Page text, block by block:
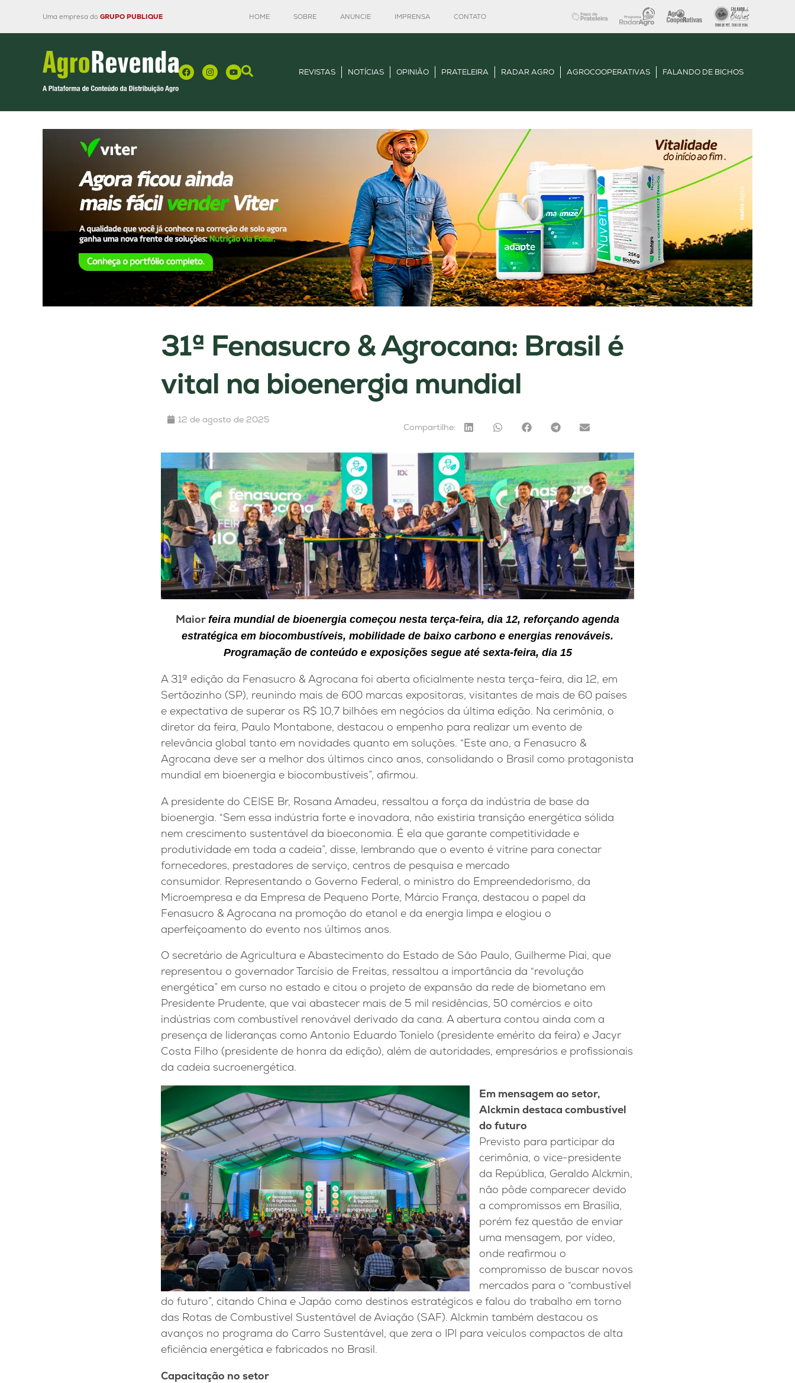
Uma empresa do GRUPO PUBLIQUE HOME SOBRE ANUNCIE IMPRENSA CONTATO
REVISTAS NOTÍCIAS OPINIÃO PRATELEIRA RADAR AGRO AGROCOOPERATIVAS FALANDO DE BICHOS
31ª Fenasucro & Agrocana: Brasil é
vital na bioenergia mundial
12 de agosto de 2025
Compartilhe:
Maior feira mundial de bioenergia começou nesta terça-feira, dia 12, reforçando agenda
estratégica em biocombustíveis, mobilidade de baixo carbono e energias renováveis.
Programação de conteúdo e exposições segue até sexta-feira, dia 15
A 31ª edição da Fenasucro & Agrocana foi aberta oficialmente nesta terça-feira, dia 12, em
Sertãozinho (SP), reunindo mais de 600 marcas expositoras, visitantes de mais de 60 países
e expectativa de superar os R$ 10,7 bilhões em negócios da última edição. Na cerimônia, o
diretor da feira, Paulo Montabone, destacou o empenho para realizar um evento de
relevância global tanto em novidades quanto em soluções. “Este ano, a Fenasucro &
Agrocana deve ser a melhor dos últimos cinco anos, consolidando o Brasil como protagonista
mundial em bioenergia e biocombustíveis”, afirmou.
A presidente do CEISE Br, Rosana Amadeu, ressaltou a força da indústria de base da
bioenergia. “Sem essa indústria forte e inovadora, não existiria transição energética sólida
nem crescimento sustentável da bioeconomia. É ela que garante competitividade e
produtividade em toda a cadeia”, disse, lembrando que o evento é vitrine para conectar
fornecedores, prestadores de serviço, centros de pesquisa e mercado
consumidor. Representando o Governo Federal, o ministro do Empreendedorismo, da
Microempresa e da Empresa de Pequeno Porte, Márcio França, destacou o papel da
Fenasucro & Agrocana na promoção do etanol e da energia limpa e elogiou o
aperfeiçoamento do evento nos últimos anos.
O secretário de Agricultura e Abastecimento do Estado de São Paulo, Guilherme Piai, que
representou o governador Tarcísio de Freitas, ressaltou a importância da “revolução
energética” em curso no estado e citou o projeto de expansão da rede de biometano em
Presidente Prudente, que vai abastecer mais de 5 mil residências, 50 comércios e oito
indústrias com combustível renovável derivado da cana. A abertura contou ainda com a
presença de lideranças como Antonio Eduardo Tonielo (presidente emérito da feira) e Jacyr
Costa Filho (presidente de honra da edição), além de autoridades, empresários e profissionais
da cadeia sucroenergética.
Em mensagem ao setor,
Alckmin destaca combustível
do futuro
Previsto para participar da
cerimônia, o vice-presidente
da República, Geraldo Alckmin,
não pôde comparecer devido
a compromissos em Brasília,
porém fez questão de enviar
uma mensagem, por vídeo,
onde reafirmou o
compromisso de buscar novos
mercados para o “combustível
do futuro”, citando China e Japão como destinos estratégicos e falou do trabalho em torno
das Rotas de Combustível Sustentável de Aviação (SAF). Alckmin também destacou os
avanços no programa do Carro Sustentável, que zera o IPI para veículos compactos de alta
eficiência energética e fabricados no Brasil.
Capacitação no setor